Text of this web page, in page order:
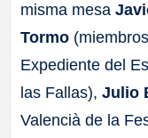
misma mesa
Tormo
Expediente del
las Fallas), Julio
Valencià de la